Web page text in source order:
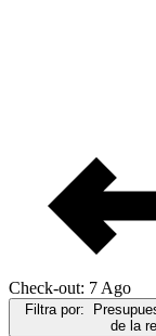
Check-out: 7 Ago
Filtra por:
de la